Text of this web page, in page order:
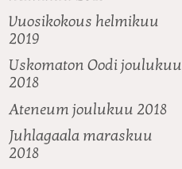
Vuosikokous helmikuu
2019
Uskomaton Oodi joulukuu
2018
Ateneum joulukuu 2018
Juhlagaala maraskuu
2018